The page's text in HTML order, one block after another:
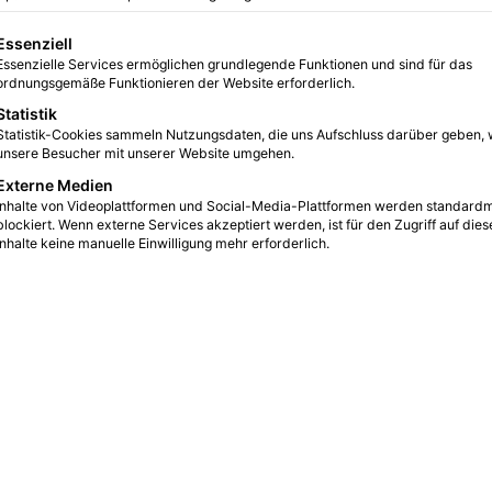
0 5 2 Minuten gelesen
eine Liste der Service-Gruppen, für die eine Einwilligung erteilt
Services ermöglichen grundlegende Funktionen und sind für das
Funktionieren der Website erforderlich.
Cookies sammeln Nutzungsdaten, die uns Aufschluss darüber geben,
Besucher mit unserer Website umgehen.
Medien
von Videoplattformen und Social-Media-Plattformen werden
Wenn externe Services akzeptiert werden, ist für den Zugriff auf
keine manuelle Einwilligung mehr erforderlich.